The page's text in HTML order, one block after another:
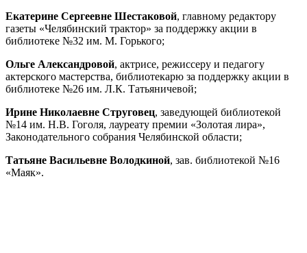
Екатерине Сергеевне Шестаковой, главному редактору
газеты «Челябинский трактор» за поддержку акции в
библиотеке №32 им. М. Горького;
Ольге Александровой, актрисе, режиссеру и педагогу
актерского мастерства, библиотекарю за поддержку акции в
библиотеке №26 им. Л.К. Татьяничевой;
Ирине Николаевне Струговец, заведующей библиотекой
№14 им. Н.В. Гоголя, лауреату премии «Золотая лира»,
Законодательного собрания Челябинской области;
Татьяне Васильевне Володкиной, зав. библиотекой №16
«Маяк».